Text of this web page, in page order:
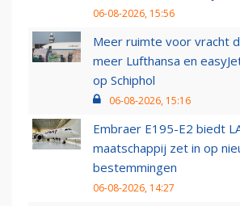
06-08-2026, 15:56
Meer ruimte voor vracht
meer Lufthansa en
op Schiphol
06-08-2026, 15:16
Embraer E195-E2 biedt
maatschappij zet in op
bestemmingen
06-08-2026, 14:27